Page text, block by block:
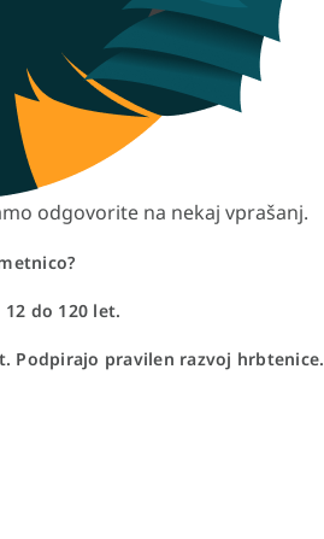
odgovorite na nekaj vprašanj.
do 120 let.
Podpirajo pravilen razvoj hrbtenice.